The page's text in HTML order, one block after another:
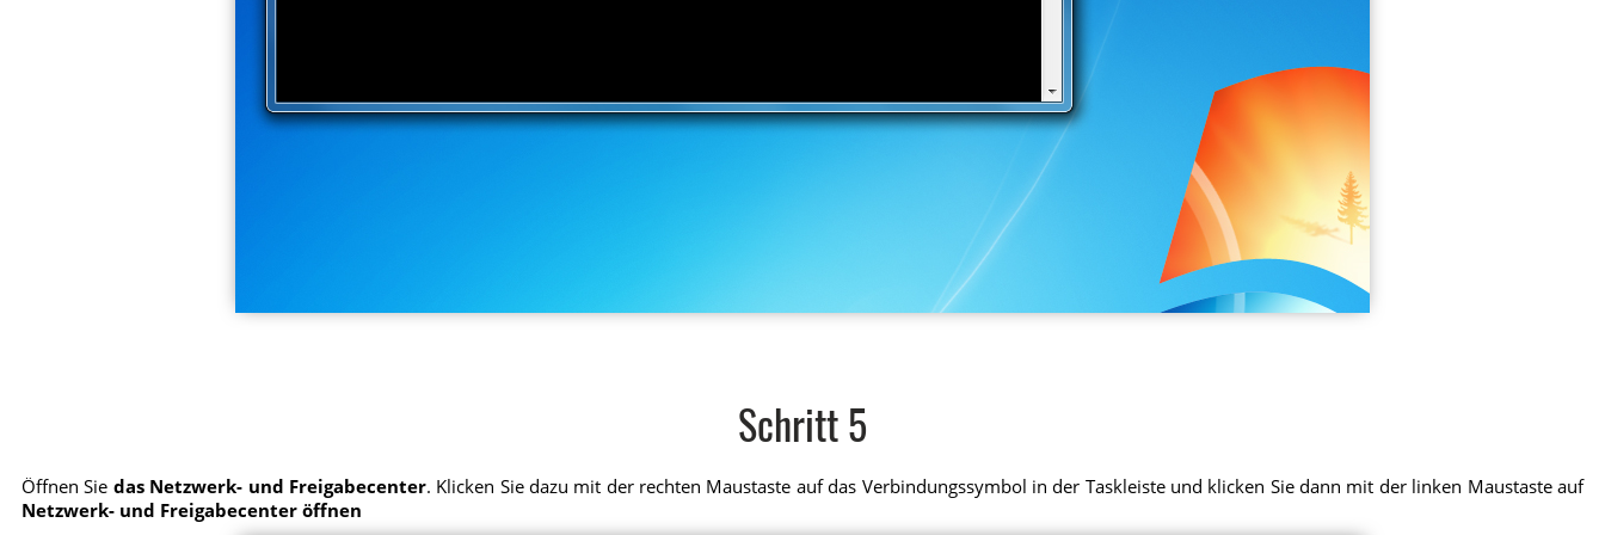
Schritt 5
Öffnen Sie das Netzwerk- und Freigabecenter. Klicken Sie dazu mit der rechten Maustaste auf das Verbindungssymbol in der Taskleiste und klicken Sie dann mit der linken Maustaste auf
Netzwerk- und Freigabecenter öffnen